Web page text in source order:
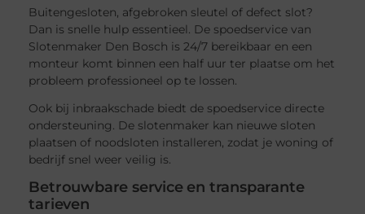
Buitengesloten, afgebroken sleutel of defect slot?
Dan is snelle hulp essentieel. De spoedservice van
Slotenmaker Den Bosch is 24/7 bereikbaar en een
monteur komt binnen een half uur ter plaatse om het
probleem professioneel op te lossen.
Ook bij inbraakschade biedt de spoedservice directe
ondersteuning. De slotenmaker kan nieuwe sloten
plaatsen of noodsloten installeren, zodat je woning of
bedrijf snel weer veilig is.
Betrouwbare service en transparante
tarieven